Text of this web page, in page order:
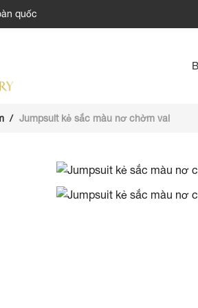
quốc
Jumpsuit kẻ sắc màu nơ chờm vai